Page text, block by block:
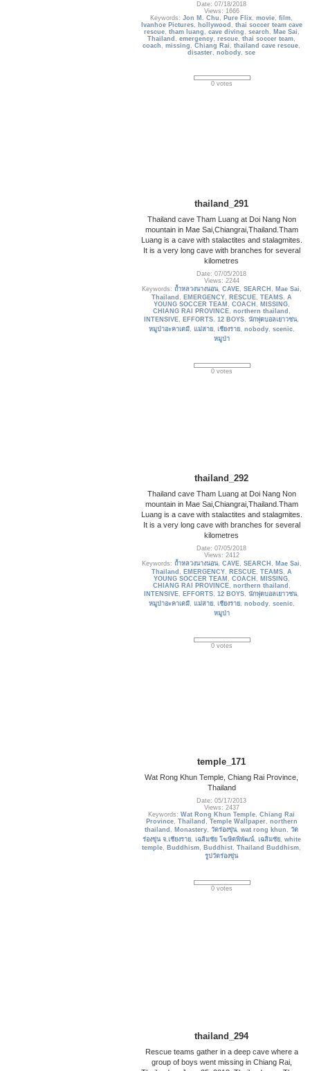
Date: 07/18/2018
Views: 1666
Keywords:Jon M. Chu , Pure Flix,movie,film,
Ivanhoe Pictures, hollywood , thai soccer team cave
rescue, tham luang , cave diving , search , Mae Sai ,
Thailand ,emergency,rescue,thai soccer team,
coach ,missing ,Chiang Rai ,thailand cave rescue,
disaster,nobody,sce
0 votes
thailand_291
Thailand cave Tham Luang at Doi Nang Non
mountain in Mae Sai,Chiangrai,Thailand.Tham
Luang is a cave with stalactites and stalagmites.
It is a very long cave with branches for several
kilometres
Date: 07/05/2018
Views: 2244
Keywords: ถ้ำหลวงนางนอน, CAVE, SEARCH , Mae Sai ,
Thailand , EMERGENCY, RESCUE, TEAMS, A
YOUNG SOCCER TEAM , COACH , MISSING,
CHIANG RAI PROVINCE, northern thailand ,
INTENSIVE, EFFORTS,12 BOYS,นักฟุตบอลเยาวชน,
หมูป่าอะคาเดมี, แม่สาย, เชียงราย, nobody, scenic,
หมูป่า
0 votes
thailand_292
Thailand cave Tham Luang at Doi Nang Non
mountain in Mae Sai,Chiangrai,Thailand.Tham
Luang is a cave with stalactites and stalagmites.
It is a very long cave with branches for several
kilometres
Date: 07/05/2018
Views: 2412
Keywords: ถ้ำหลวงนางนอน, CAVE, SEARCH , Mae Sai ,
Thailand , EMERGENCY, RESCUE, TEAMS, A
YOUNG SOCCER TEAM , COACH , MISSING,
CHIANG RAI PROVINCE, northern thailand ,
INTENSIVE, EFFORTS,12 BOYS,นักฟุตบอลเยาวชน,
หมูป่าอะคาเดมี, แม่สาย, เชียงราย, nobody, scenic,
หมูป่า
0 votes
temple_171
Wat Rong Khun Temple, Chiang Rai Province,
Thailand
Date: 05/17/2013
Views: 2437
Keywords:Wat Rong Khun Temple,Chiang Rai
Province, Thailand , Temple Wallpaper, northern
thailand , Monastery,วัดร่องขุ่น,wat rong khun ,วัด
ร่องขุ่น จ.เชียงราย, เฉลิมชัย โฆษิตพิพัฒน์, เฉลิมชัย, white
temple, Buddhism, Buddhist,Thailand Buddhism,
รูปวัดร่องขุ่น
0 votes
thailand_294
Rescue teams gather in a deep cave where a
group of boys went missing in Chiang Rai,